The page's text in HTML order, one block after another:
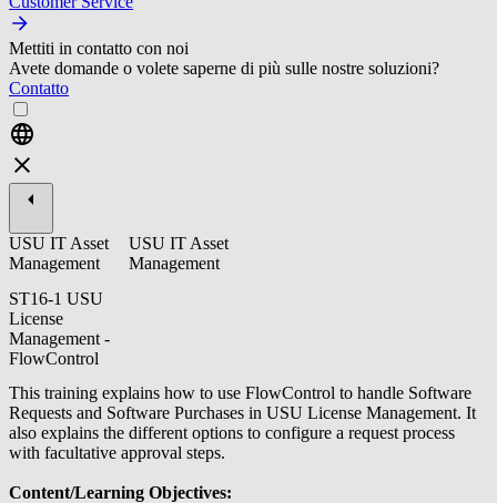
Mettiti in contatto con noi
Avete domande o volete saperne di più sulle nostre soluzioni?
Contatto
USU IT Asset
Management
ST16-1 USU
License
Management -
FlowControl
USU IT Asset
Management
This training explains how to use FlowControl to handle Software
Requests and Software Purchases in USU License Management. It
also explains the different options to configure a request process
with facultative approval steps.
Content/Learning Objectives: